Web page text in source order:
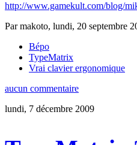
http://www.gamekult.com/blog/
Par makoto, lundi, 20 septembre
Bépo
TypeMatrix
Vrai clavier ergonomique
aucun commentaire
lundi, 7 décembre 2009